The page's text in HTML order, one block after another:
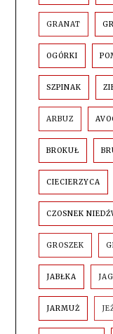
GRANAT
OGÓRKI
SZPINAK
ARBUZ
BROKUŁ
CIECIERZYCA
CZOSNEK
GROSZEK
JABŁKA
JARMUŻ